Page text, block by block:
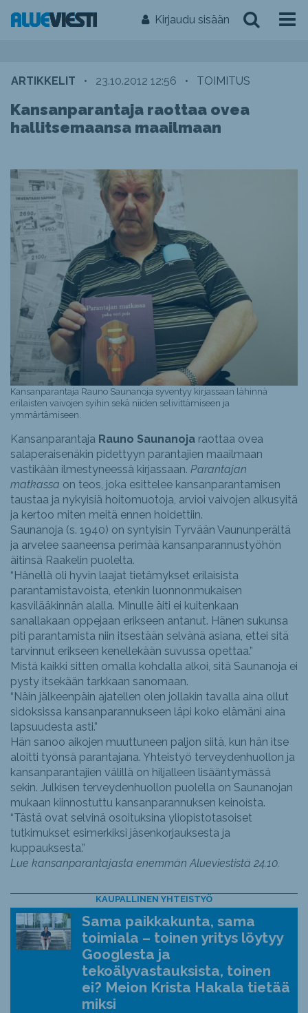
Kirjaudu sisään
ARTIKKELIT • 23.10.2012 12:56 • TOIMITUS
Kansanparantaja raottaa ovea
hallitsemaansa maailmaan
Kansanparantaja Rauno Saunanoja syventyy kirjassaan lähinnä
erilaisten vaivojen syihin sekä niiden selivittämiseen ja
ymmärtämiseen.
Kansanparantaja Rauno Saunanoja raottaa ovea
salaperaisenäkin pidettyyn parantajien maailmaan
vastikään ilmestyneessä kirjassaan. Parantajan
matkassa on teos, joka esittelee kansanparantamisen
taustaa ja nykyisiä hoitomuotoja, arvioi vaivojen alkusyitä
ja kertoo miten meitä ennen hoidettiin.
Saunanoja (s. 1940) on syntyisin Tyrvään Vaununperältä
ja arvelee saaneensa perimää kansanparannustyöhön
äitinsä Raakelin puolelta.
“Hänellä oli hyvin laajat tietämykset erilaisista
parantamistavoista, etenkin luonnonmukaisen
kasvilääkinnän alalla. Minulle äiti ei kuitenkaan
sanallakaan oppejaan erikseen antanut. Hänen sukunsa
piti parantamista niin itsestään selvänä asiana, ettei sitä
tarvinnut erikseen kenellekään suvussa opettaa.”
Mistä kaikki sitten omalla kohdalla alkoi, sitä Saunanoja ei
pysty itsekään tarkkaan sanomaan.
“Näin jälkeenpäin ajatellen olen jollakin tavalla aina ollut
sidoksissa kansanparannukseen läpi koko elämäni aina
lapsuudesta asti.”
Hän sanoo aikojen muuttuneen paljon siitä, kun hän itse
aloitti työnsä parantajana. Yhteistyö terveydenhuollon ja
kansanparantajien välillä on hiljalleen lisääntymässä
sekin. Julkisen terveydenhuollon puolella on Saunanojan
mukaan kiinnostuttu kansanparannuksen keinoista.
“Tästä ovat selvinä osoituksina yliopistotasoiset
tutkimukset esimerkiksi jäsenkorjauksesta ja
kuppauksesta.”
Lue kansanparantajasta enemmän Alueviestistä 24.10.
KAUPALLINEN YHTEISTYÖ
Sama paikkakunta, sama
toimiala – toinen yritys löytyy
Googlesta ja
tekoälyvastauksista, toinen
ei? Meion Krista Hakala tietää
miksi